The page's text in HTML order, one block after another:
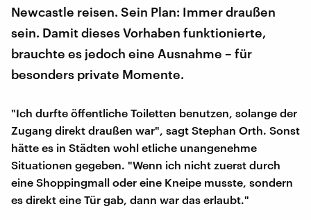
Newcastle reisen. Sein Plan: Immer draußen
sein. Damit dieses Vorhaben funktionierte,
brauchte es jedoch eine Ausnahme – für
besonders private Momente.
"Ich durfte öffentliche Toiletten benutzen, solange der
Zugang direkt draußen war", sagt Stephan Orth. Sonst
hätte es in Städten wohl etliche unangenehme
Situationen gegeben. "Wenn ich nicht zuerst durch
eine Shoppingmall oder eine Kneipe musste, sondern
es direkt eine Tür gab, dann war das erlaubt."